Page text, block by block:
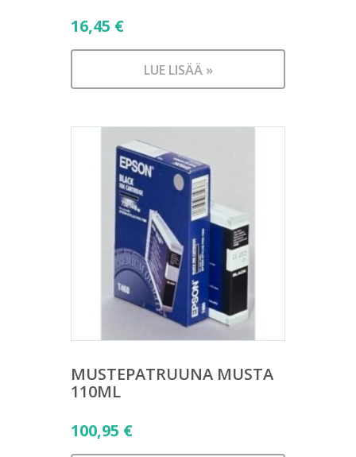
16,45 €
LUE LISÄÄ »
MUSTEPATRUUNA MUSTA
110ML
100,95 €